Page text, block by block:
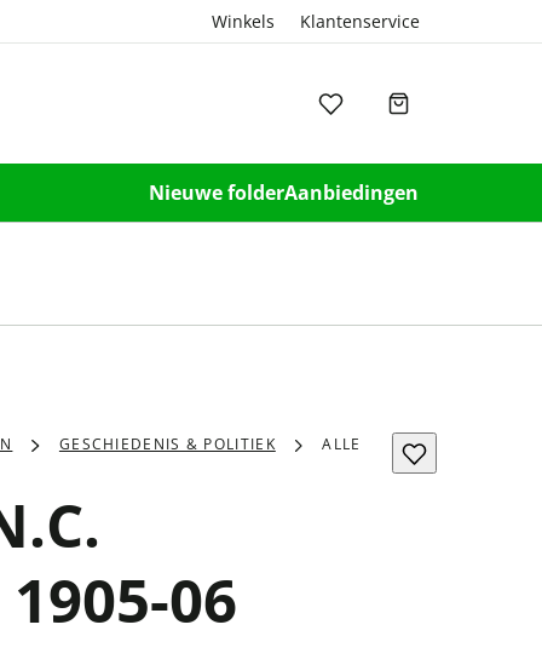
Winkels Klantenservice
Nieuwe folderAanbiedingen
GESCHIEDENIS & POLITIEK ALLE
06